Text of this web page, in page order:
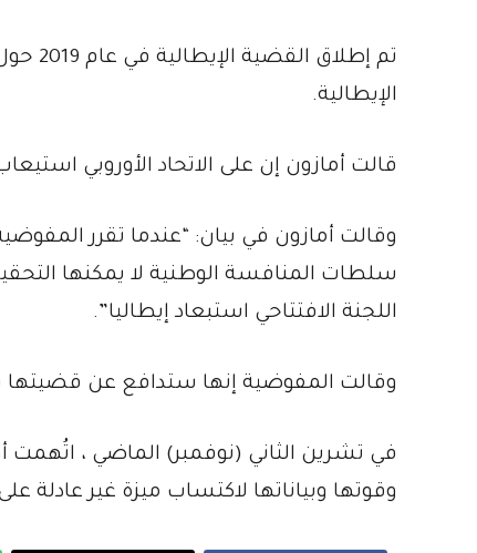
تم
الإيطالية.
قالت أمازون إن على الاتحاد الأوروبي
وقالت أمازون في بيان: “عندما تقرر
سلطات المنافسة الوطنية لا يمكنها
اللجنة الافتتاحي استبعاد إيطاليا”.
وقالت المفوضية إنها ستدافع عن قضيتها
في تشرين الثاني (نوفمبر) الماضي ، اتُهمت
وقوتها وبياناتها لاكتساب ميزة غير عادلة